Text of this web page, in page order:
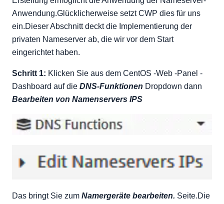
Anwendung.Glücklicherweise setzt CWP dies für uns
ein.Dieser Abschnitt deckt die Implementierung der
privaten Nameserver ab, die wir vor dem Start
eingerichtet haben.
Schritt 1: Klicken Sie aus dem CentOS -Web -Panel -
Dashboard auf die DNS-Funktionen Dropdown dann
Bearbeiten von Namenservers IPS
Das bringt Sie zum Namergeräte bearbeiten. Seite.Die